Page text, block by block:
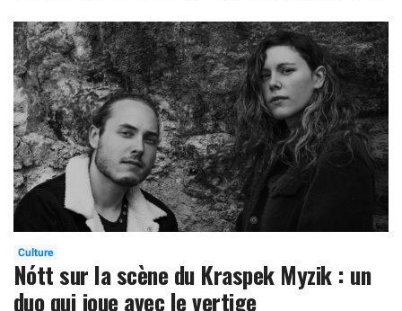
Culture
Nótt sur la scène du Kraspek Myzik : un
duo qui joue avec le vertige